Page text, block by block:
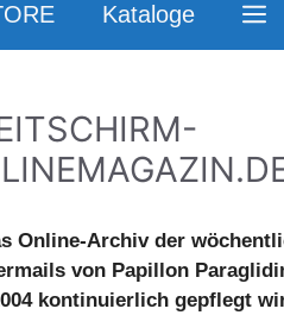
Kataloge
Online-Archiv der
von Papillon
kontinuierlich gepflegt